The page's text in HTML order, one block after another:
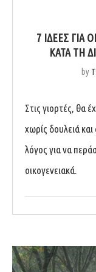
7 ΙΔΕΕΣ ΓΙΑ
ΚΑΤΑ ΤΗ
by
Στις γιορτές, θα
χωρίς δουλειά
λόγος για να
οικογενειακά.